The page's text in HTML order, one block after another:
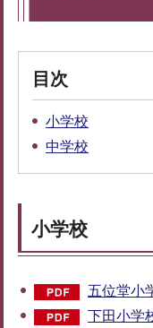
目次
小学校
中学校
小学校
五位堂小
下田小学